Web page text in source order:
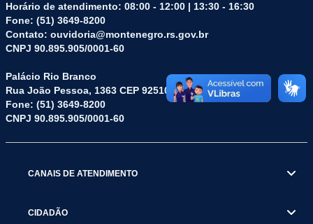
Horário de atendimento: 08:00 - 12:00 | 13:30 - 16:30
Fone: (51) 3649-8200
Contato: ouvidoria@montenegro.rs.gov.br
CNPJ 90.895.905/0001-60
Palácio Rio Branco
Rua João Pessoa, 1363 CEP 92510-045
Fone: (51) 3649-8200
CNPJ 90.895.905/0001-60
CANAIS DE ATENDIMENTO
CIDADÃO